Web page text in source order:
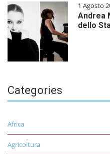
1 Agosto
Andrea
dello
Categories
Africa
Agricoltura